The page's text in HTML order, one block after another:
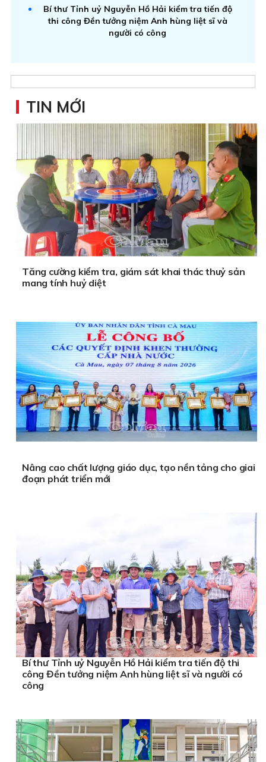
Bí thư Tỉnh uỷ Nguyễn Hồ Hải kiểm tra tiến độ
thi công Đền tưởng niệm Anh hùng liệt sĩ và
người có công
TIN MỚI
Tăng cường kiểm tra, giám sát khai thác thuỷ sản
mang tính huỷ diệt
Nâng cao chất lượng giáo dục, tạo nền tảng cho giai
đoạn phát triển mới
Bí thư Tỉnh uỷ Nguyễn Hồ Hải kiểm tra tiến độ thi
công Đền tưởng niệm Anh hùng liệt sĩ và người có
công